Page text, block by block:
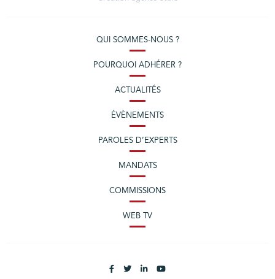
QUI SOMMES-NOUS ?
POURQUOI ADHÉRER ?
ACTUALITÉS
ÉVÈNEMENTS
PAROLES D’EXPERTS
MANDATS
COMMISSIONS
WEB TV